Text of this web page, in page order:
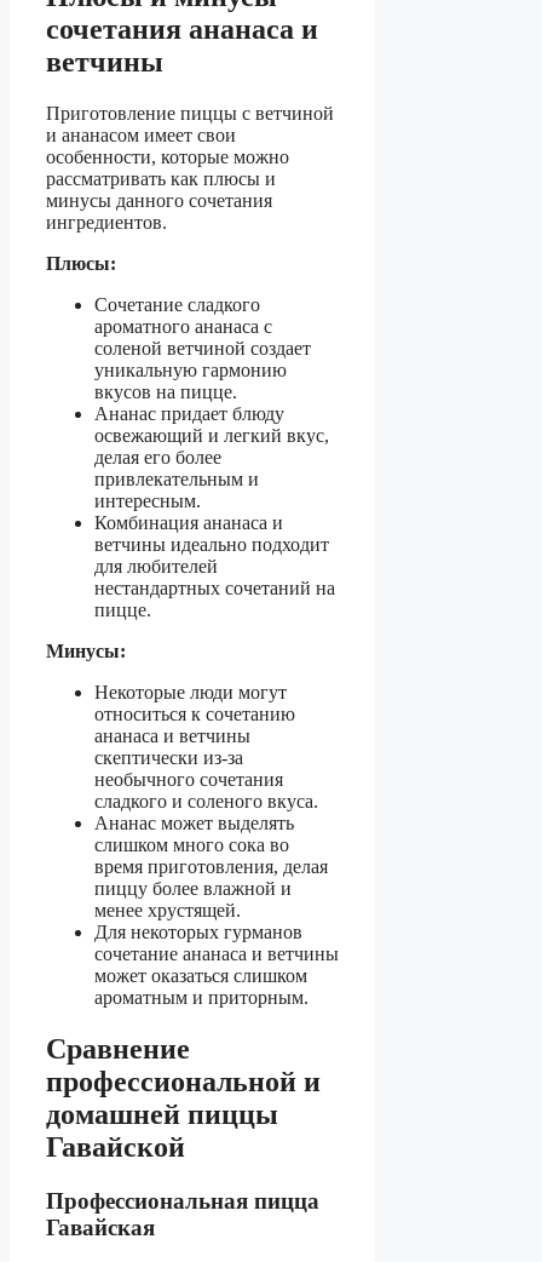
сочетания ананаса и
ветчины
Приготовление пиццы с ветчиной
и ананасом имеет свои
особенности, которые можно
рассматривать как плюсы и
минусы данного сочетания
ингредиентов.
Плюсы:
Сочетание сладкого
ароматного ананаса с
соленой ветчиной создает
уникальную гармонию
вкусов на пицце.
Ананас придает блюду
освежающий и легкий вкус,
делая его более
привлекательным и
интересным.
Комбинация ананаса и
ветчины идеально подходит
для любителей
нестандартных сочетаний на
пицце.
Минусы:
Некоторые люди могут
относиться к сочетанию
ананаса и ветчины
скептически из-за
необычного сочетания
сладкого и соленого вкуса.
Ананас может выделять
слишком много сока во
время приготовления, делая
пиццу более влажной и
менее хрустящей.
Для некоторых гурманов
сочетание ананаса и ветчины
может оказаться слишком
ароматным и приторным.
Сравнение
профессиональной и
домашней пиццы
Гавайской
Профессиональная пицца
Гавайская